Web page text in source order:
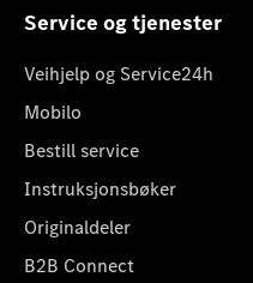
Service og tjenester
Veihjelp og Service24h
Mobilo
Bestill service
Instruksjonsbøker
Originaldeler
B2B Connect